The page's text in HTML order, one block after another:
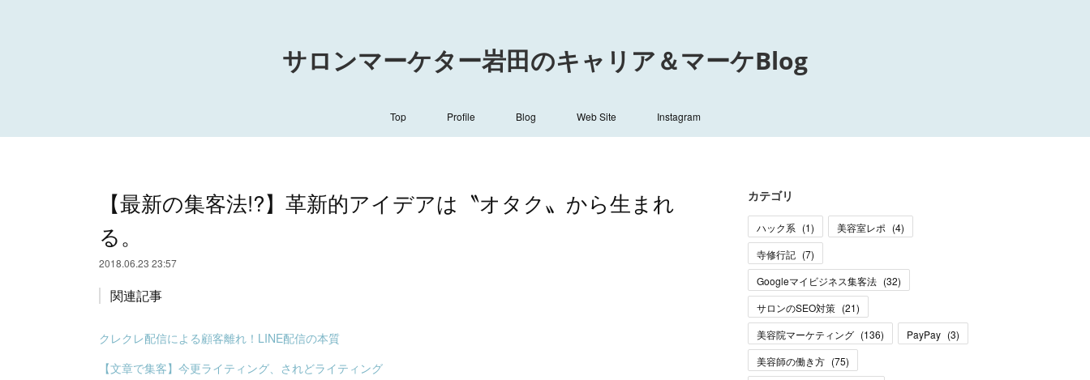
サロンマーケター岩田のキャリア＆マーケBlog
Top Profile Blog Web Site Instagram
【最新の集客法!?】革新的アイデアは〝オタク〟から生まれ
る。
2018.06.23 23:57
関連記事
クレクレ配信による顧客離れ！LINE配信の本質
【文章で集客】今更ライティング、されどライティング
カテゴリ
ハック系 (1) 美容室レポ (4)
寺修行記 (7)
Googleマイビジネス集客法 (32)
サロンのSEO対策 (21)
美容院マーケティング (136) PayPay (3)
美容師の働き方 (75)